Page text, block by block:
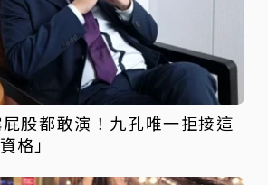
股都敢演！九孔唯一拒接這
格」